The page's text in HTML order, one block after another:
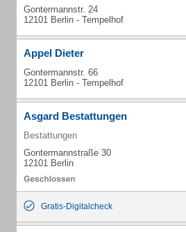
Gontermannstr. 24
12101 Berlin - Tempelhof
Appel Dieter
Gontermannstr. 66
12101 Berlin - Tempelhof
Asgard Bestattungen
Bestattungen
Gontermannstraße 30
12101 Berlin
Gratis-Digitalcheck